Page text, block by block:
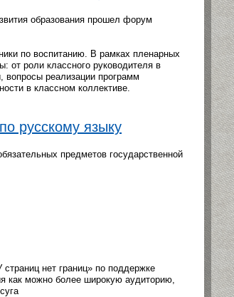
образования прошел форум
по воспитанию. В рамках пленарных
от роли классного руководителя в
вопросы реализации программ
в классном коллективе.
русскому языку
предметов государственной
нет границ» по поддержке
как можно более широкую аудиторию,